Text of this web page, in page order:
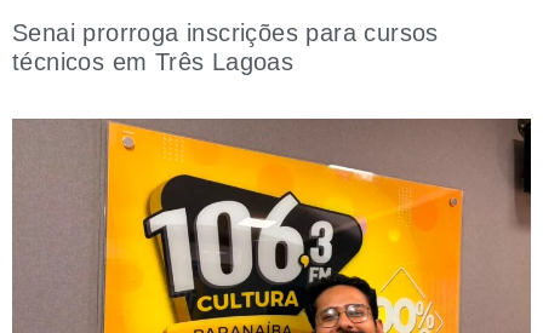
Senai prorroga inscrições para cursos
técnicos em Três Lagoas